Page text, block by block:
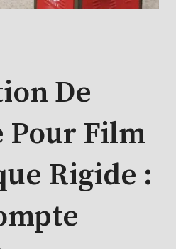
De
Pour Film
Rigide :